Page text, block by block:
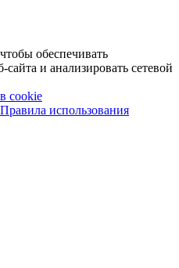
обеспечивать
и анализировать сетевой
cookie
Правила использования